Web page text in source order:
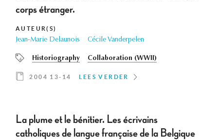
corps étranger.
AUTEUR(S)
Jean-Marie Delaunois Cécile Vanderpelen
Historiography Collaboration (WWII)
2004 13-14 LEES VERDER
La plume et le bénitier. Les écrivains
catholiques de langue française de la Belgique